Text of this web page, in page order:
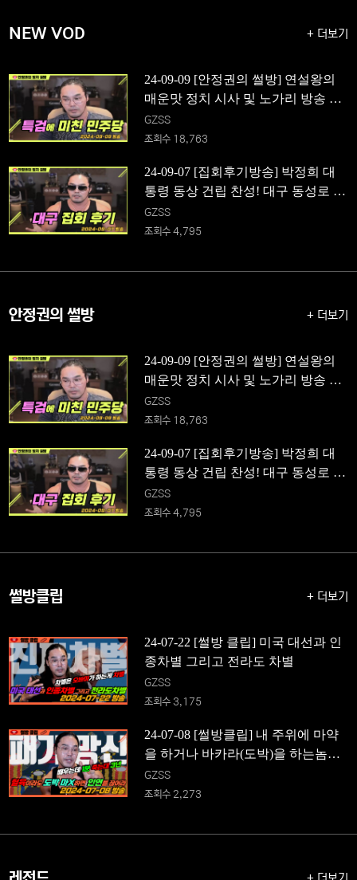
NEW VOD + 더보기
24-09-09 [안정권의 썰방] 연설왕의
매운맛 정치 시사 및 노가리 방송 Fea
t. 특검에 미친 민주당
GZSS
조회수 18,763
24-09-07 [집회후기방송] 박정희 대
통령 동상 건립 찬성! 대구 동성로 집
회 후기
GZSS
조회수 4,795
안정권의 썰방 + 더보기
24-09-09 [안정권의 썰방] 연설왕의
매운맛 정치 시사 및 노가리 방송 Fea
t. 특검에 미친 민주당
GZSS
조회수 18,763
24-09-07 [집회후기방송] 박정희 대
통령 동상 건립 찬성! 대구 동성로 집
회 후기
GZSS
조회수 4,795
썰방클립 + 더보기
24-07-22 [썰방 클립] 미국 대선과 인
종차별 그리고 전라도 차별
GZSS
조회수 3,175
24-07-08 [썰방클립] 내 주위에 마약
을 하거나 바카라(도박)을 하는놈이
있다면 혈육이라도 인연을 끊어라
GZSS
조회수 2,273